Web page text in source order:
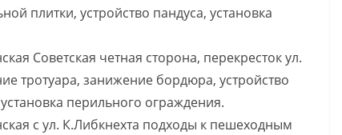
плитки, устройство пандуса, установка
Советская четная сторона, перекресток ул.
тротуара, занижение бордюра, устройство
перильного ограждения.
с ул. К.Либкнехта подходы к пешеходным